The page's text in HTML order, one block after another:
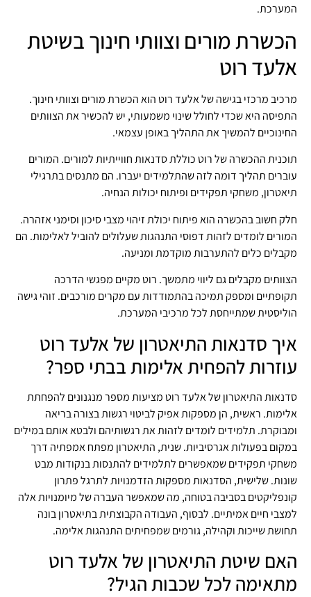
המערכת.
הכשרת מורים וצוותי חינוך בשיטת
אלעד רוט
מרכיב מרכזי בגישה של אלעד רוט הוא הכשרת מורים וצוותי חינוך.
התפיסה היא שכדי לחולל שינוי משמעותי, יש להכשיר את הצוותים
החינוכיים להמשיך את התהליך באופן עצמאי.
תוכנית ההכשרה של רוט כוללת סדנאות חווייתיות למורים. המורים
עוברים תהליך דומה לזה שהתלמידים יעברו. הם מתנסים בתרגילי
תיאטרון, משחקי תפקידים ופיתוח יכולות הנחיה.
חלק חשוב בהכשרה הוא פיתוח יכולת זיהוי מצבי סיכון וסימני אזהרה.
המורים לומדים לזהות דפוסי התנהגות שעלולים להוביל לאלימות. הם
מקבלים כלים להתערבות מוקדמת ומניעה.
הצוותים מקבלים גם ליווי מתמשך. רוט מקיים מפגשי הדרכה
תקופתיים ומספק תמיכה בהתמודדות עם מקרים מורכבים. זוהי גישה
הוליסטית שמתייחסת לכל מרכיבי המערכת.
איך סדנאות התיאטרון של אלעד רוט
עוזרות להפחית אלימות בבתי ספר?
סדנאות התיאטרון של אלעד רוט מציעות מספר מנגנונים להפחתת
אלימות. ראשית, הן מספקות אפיק לביטוי רגשות בצורה בריאה
ומבוקרת. תלמידים לומדים לזהות את רגשותיהם ולבטא אותם במילים
במקום בפעולות אגרסיביות. שנית, התיאטרון מפתח אמפתיה דרך
משחקי תפקידים שמאפשרים לתלמידים להתנסות בנקודות מבט
שונות. שלישית, הסדנאות מספקות הזדמנויות לתרגל פתרון
קונפליקטים בסביבה בטוחה, מה שמאפשר העברה של מיומנויות אלה
למצבי חיים אמיתיים. לבסוף, העבודה הקבוצתית בתיאטרון בונה
תחושת שייכות וקהילה, גורמים שמפחיתים התנהגות אלימה.
האם שיטת התיאטרון של אלעד רוט
מתאימה לכל שכבות הגיל?